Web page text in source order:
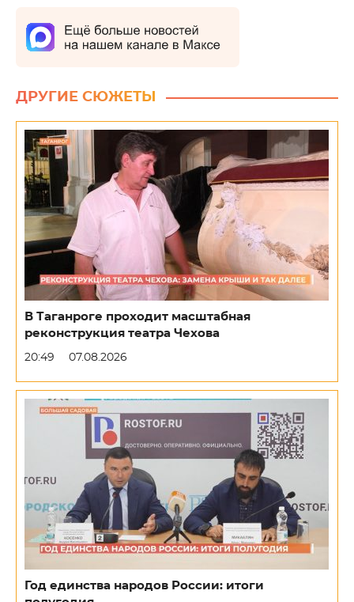
ДРУГИЕ СЮЖЕТЫ
В Таганроге проходит масштабная
реконструкция театра Чехова
20:49 07.08.2026
Год единства народов России: итоги